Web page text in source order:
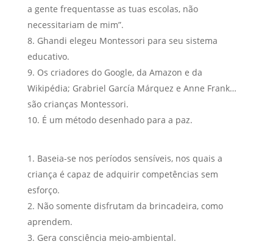
a gente frequentasse as tuas escolas, não
necessitariam de mim”.
Ghandi elegeu Montessori para seu sistema
educativo.
Os criadores do Google, da Amazon e da
Wikipédia; Grabriel García Márquez e Anne Frank…
são crianças Montessori.
É um método desenhado para a paz.
Baseia-se nos períodos sensíveis, nos quais a
criança é capaz de adquirir competências sem
esforço.
Não somente disfrutam da brincadeira, como
aprendem.
Gera consciência meio-ambiental.